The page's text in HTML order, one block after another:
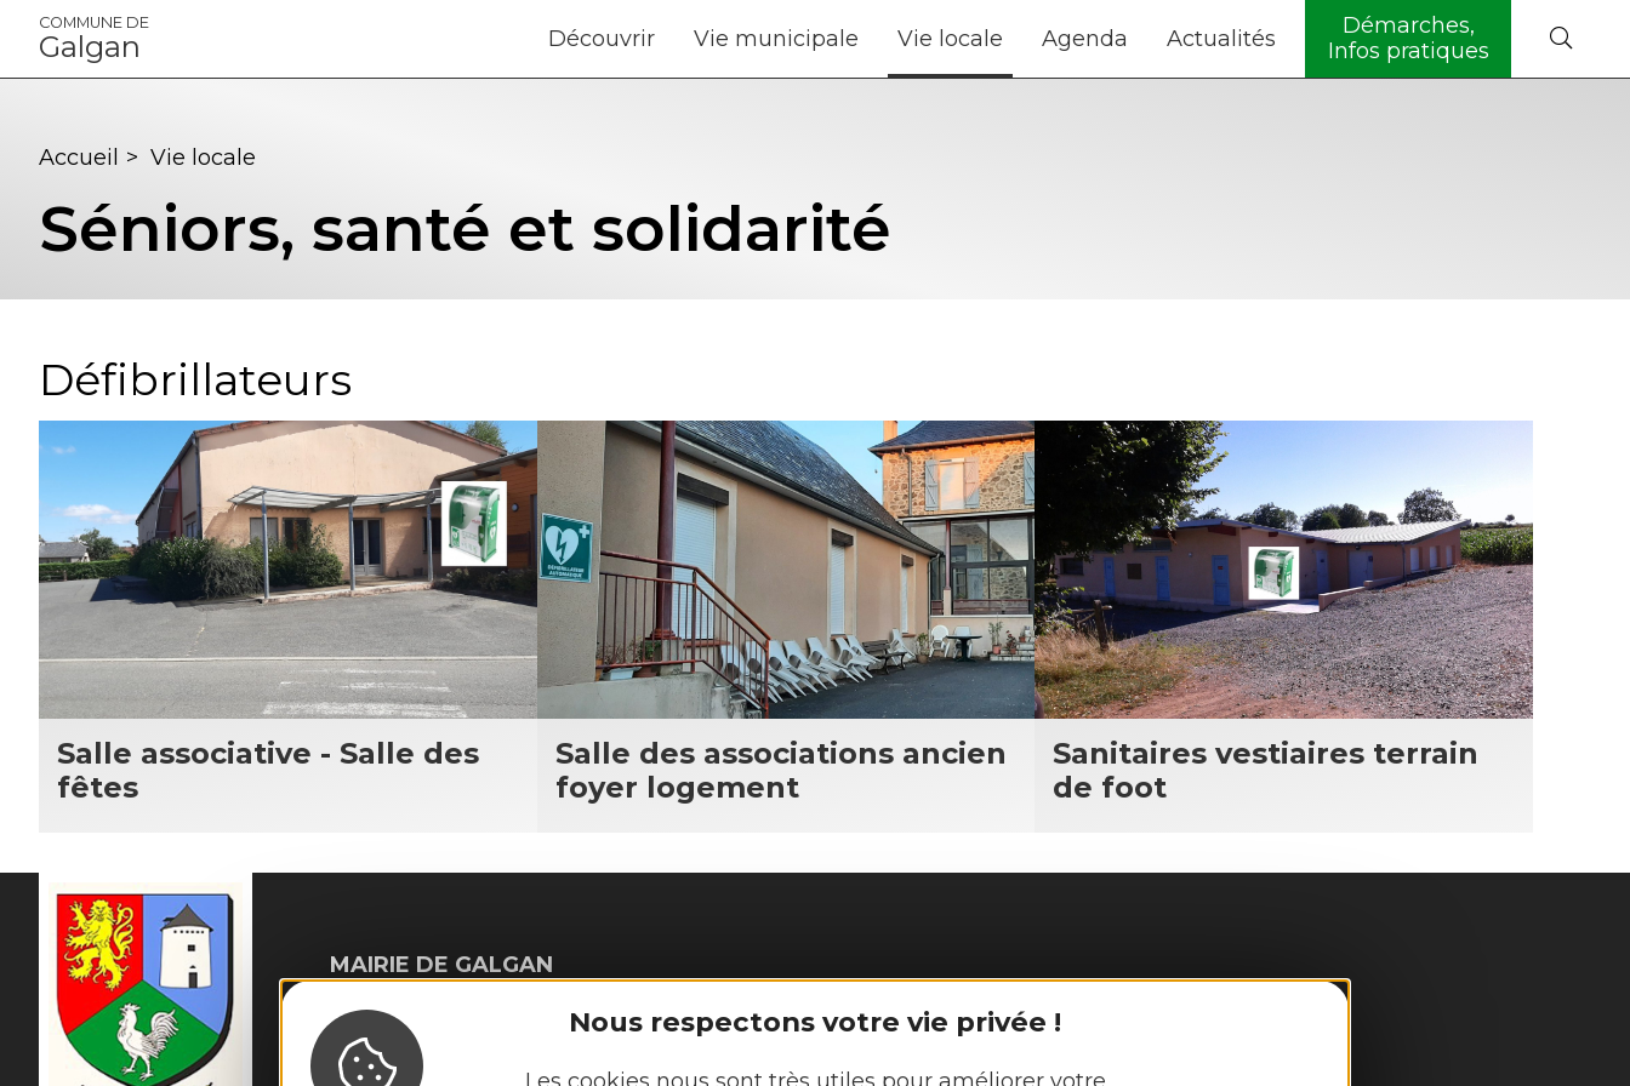
Panneau de gestion des cookies
Nous respectons votre vie privée !
COMMUNE DE
Galgan Découvrir Vie municipale Vie locale Agenda Actualités
Démarches,
Infos pratiques
Accueil > Vie locale
Séniors, santé et solidarité
Défibrillateurs
Salle associative - Salle des
fêtes
Salle des associations ancien
foyer logement
Sanitaires vestiaires terrain
de foot
MAIRIE DE GALGAN
12220 Galgan
Tél. :05 65 80 41 08
Découvrir